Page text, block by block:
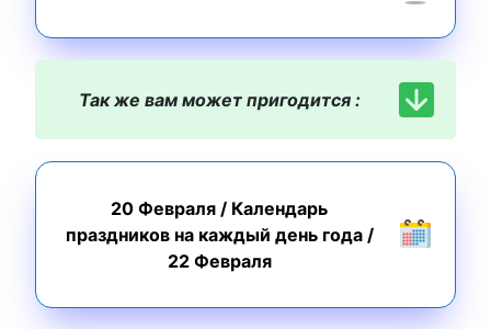
Так же вам может пригодится :
20 Февраля / Календарь
праздников на каждый день года/
22 Февраля